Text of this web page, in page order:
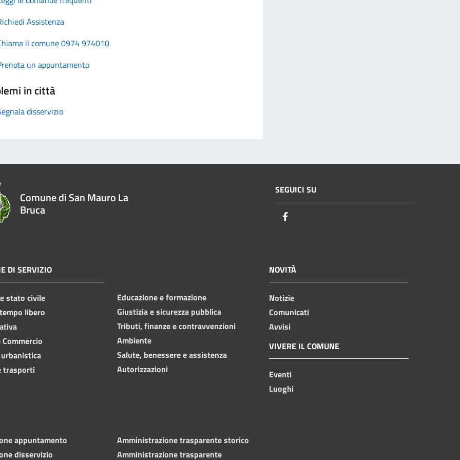
Assistenza
il comune 0974 974010
un appuntamento
in città
disservizio
Comune di San Mauro La
Bruca
SEGUICI SU
DI SERVIZIO
stato civile
libero
trasporti
Educazione e formazione
Giustizia e sicurezza pubblica
Tributi, finanze e contravvenzioni
Ambiente
Salute, benessere e assistenza
Autorizzazioni
NOVITÀ
Notizie
Comunicati
Avvisi
VIVERE IL COMUNE
Eventi
Luoghi
appuntamento
disservizio
Amministrazione trasparente storico
Amministrazione trasparente